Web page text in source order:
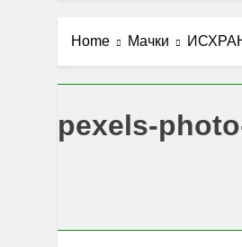
Home Мачки
pexels-